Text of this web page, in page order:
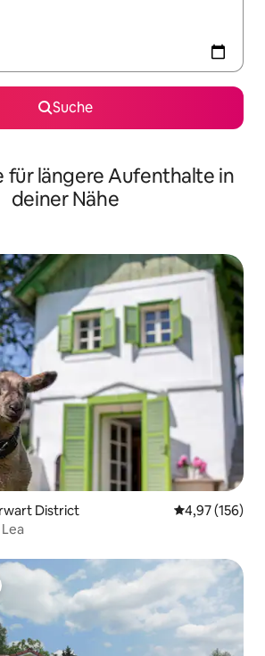
Suche
für längere Aufenthalte in
deiner Nähe
District
4,97 (156)